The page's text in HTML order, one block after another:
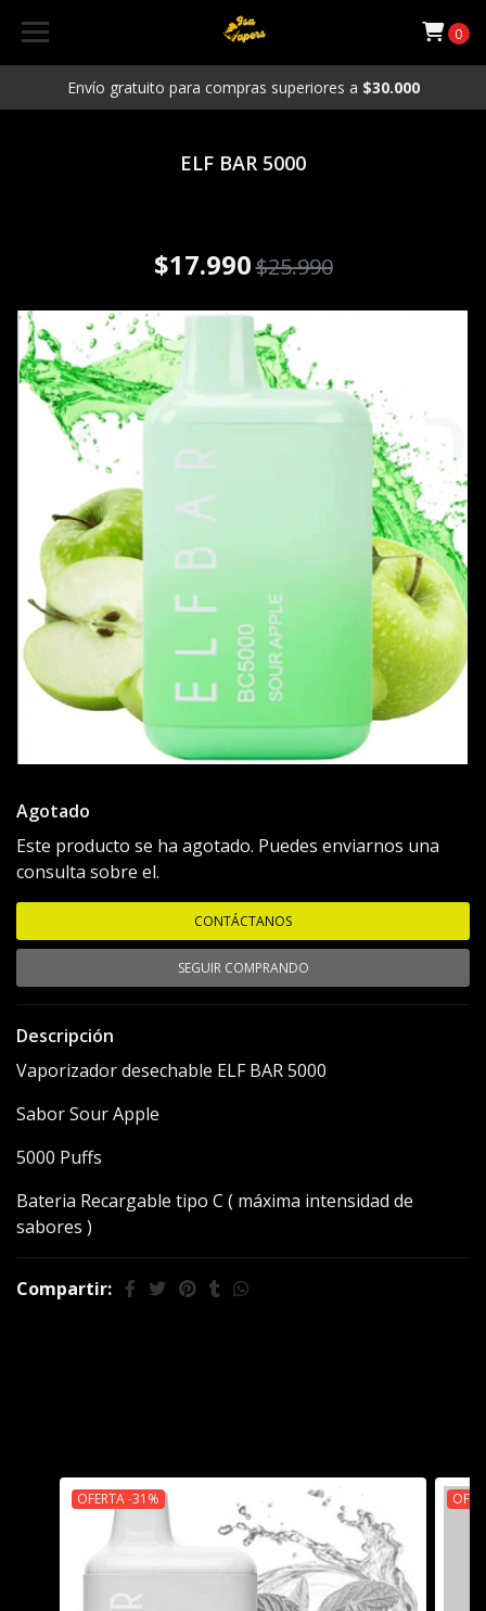
Envío gratuito para compras superiores a $30.000
0
ELF BAR 5000
$17.990$25.990
Agotado
Este producto se ha agotado. Puedes enviarnos una
consulta sobre el.
CONTÁCTANOS
SEGUIR COMPRANDO
Descripción
Vaporizador desechable ELF BAR 5000
Sabor Sour Apple
5000 Puffs
Bateria Recargable tipo C ( máxima intensidad de
sabores )
Compartir:
OFERTA -31%